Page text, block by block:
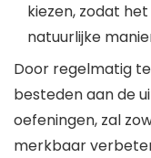
kiezen, zodat
natuurlijke
Door regelmatig
besteden aan de
oefeningen, zal
merkbaar